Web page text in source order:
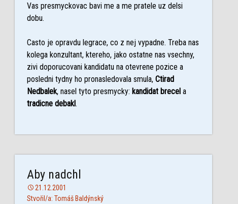
Vas presmyckovac bavi me a me pratele uz delsi
dobu.
Casto je opravdu legrace, co z nej vypadne. Treba nas
kolega konzultant, ktereho, jako ostatne nas vsechny,
zivi doporucovani kandidatu na otevrene pozice a
posledni tydny ho pronasledovala smula,Ctirad
Nedbalek, nasel tyto presmycky:kandidat brecel a
tradicne debakl.
Aby nadchl
21.12.2001
Stvořil/a: Tomáš Baldýnský